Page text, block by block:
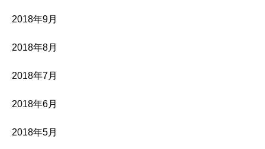
2018年9月
2018年8月
2018年7月
2018年6月
2018年5月